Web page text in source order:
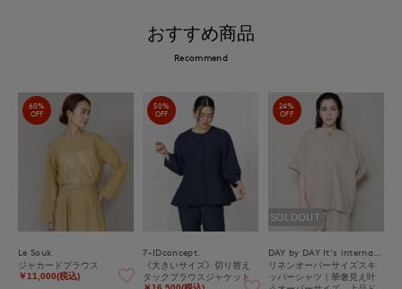
おすすめ商品
Recommend
60%
OFF
Le Souk
ジャカードブラウス
￥11,000(税込)
50%
OFF
7-IDconcept.
《大きいサイズ》切り替え
タックブラウスジャケット
24%
OFF
SOLDOUT
リネンオーバーサイズスキ
ッパーシャツ｜華奢見え叶